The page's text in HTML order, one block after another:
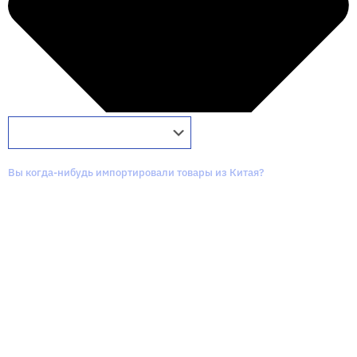
Вы когда-нибудь импортировали товары из Китая?